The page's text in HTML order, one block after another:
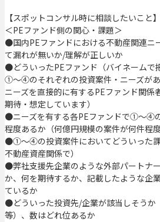
【スポットコンサル時に相談したいこと】
＜PEファンド側の関心・課題＞
●国内PEファンドにおける不動産関連ニ
て漏れが無いか/理解が正しいか
●どういったPEファンド（バイネームで
①～④のそれぞれの投資案件・ニーズが
ニーズを直接的に有するPEファンド関係
期待・想定しています）
●ニーズを有する各PEファンドで①～④
程度あるか（何億円規模の案件が何件程度
●①～④の投資案件においてどういった
不動産資産関係で）
●弊社支援先企業のような外部パートナ
か、何を期待するか、記載したような企
ているか
●どういった投資先/企業が該当しそうか
等）、数はどれ位あるか